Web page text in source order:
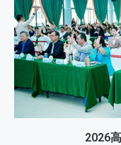
2026